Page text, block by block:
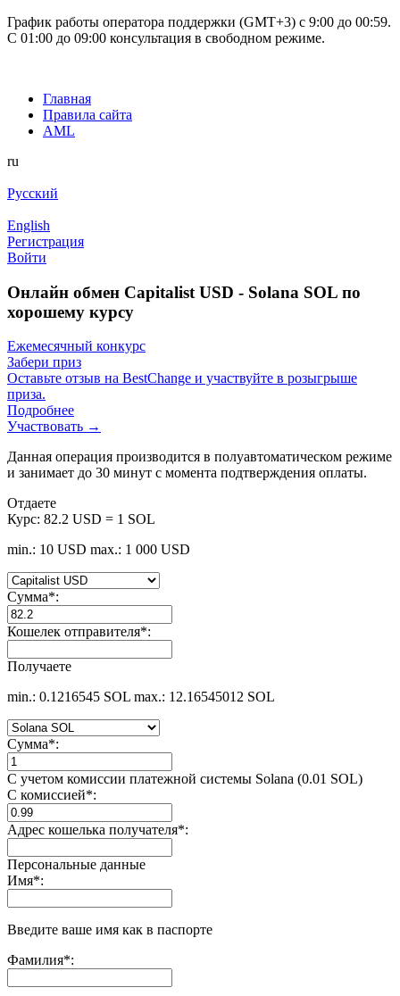
График работы оператора поддержки (GMT+3) c 9:00 до 00:59.
С 01:00 до 09:00 консультация в свободном режиме.
Главная
Правила сайта
AML
ru
Русский
English
Регистрация
Войти
Онлайн обмен Capitalist USD - Solana SOL по
хорошему курсу
Ежемесячный конкурс
Забери приз
Оставьте отзыв на BestChange и участвуйте в розыгрыше
приза.
Подробнее
Участвовать →
Данная операция производится в полуавтоматическом режиме
и занимает до 30 минут с момента подтверждения оплаты.
Отдаете
Курс: 82.2 USD = 1 SOL
min.: 10 USD max.: 1 000 USD
Сумма*:
Кошелек отправителя*:
Получаете
min.: 0.1216545 SOL max.: 12.16545012 SOL
Сумма*:
С учетом комиссии платежной системы Solana (0.01 SOL)
С комиссией*:
Адрес кошелька получателя*:
Персональные данные
Имя*:
Введите ваше имя как в паспорте
Фамилия*: